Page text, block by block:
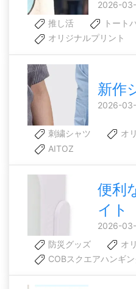
2026-
推し活
トート
オリジナルプリント
新作
2026-
刺繍シャツ
オ
AITOZ
便利
イト
2026-
防災グッズ
オ
COBスクエアハンギン